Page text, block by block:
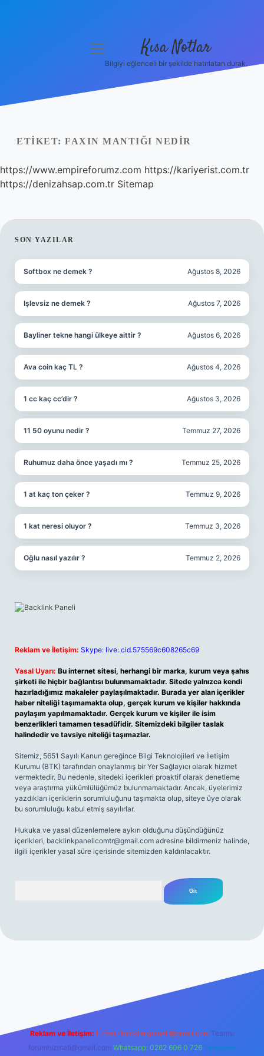
Yasal Uyarı
Hakkımızda
menüyü
Kısa Notlar
Bilgiyi eğlenceli bir şekilde hatırlatan durak.
ETIKET: FAXIN MANTIĞI NEDIR
https://www.empireforumz.com https://kariyerist.com.tr
https://denizahsap.com.tr Sitemap
SIDEBAR
SON YAZILAR
Softbox ne demek ? Ağustos 8, 2026
Işlevsiz ne demek ? Ağustos 7, 2026
Bayliner tekne hangi ülkeye aittir ? Ağustos 6, 2026
Ava coin kaç TL ? Ağustos 4, 2026
1 cc kaç cc’dir ? Ağustos 3, 2026
11 50 oyunu nedir ? Temmuz 27, 2026
Ruhumuz daha önce yaşadı mı ? Temmuz 25, 2026
1 at kaç ton çeker ? Temmuz 9, 2026
1 kat neresi oluyor ? Temmuz 3, 2026
Oğlu nasıl yazılır ? Temmuz 2, 2026
Reklam ve İletişim: Skype: live:.cid.575569c608265c69
Yasal Uyarı: Bu internet sitesi, herhangi bir marka, kurum veya şahıs
şirketi ile hiçbir bağlantısı bulunmamaktadır. Sitede yalnızca kendi
hazırladığımız makaleler paylaşılmaktadır. Burada yer alan içerikler
haber niteliği taşımamakta olup, gerçek kurum ve kişiler hakkında
paylaşım yapılmamaktadır. Gerçek kurum ve kişiler ile isim
benzerlikleri tamamen tesadüfidir. Sitemizdeki bilgiler taslak
halindedir ve tavsiye niteliği taşımazlar.
Sitemiz, 5651 Sayılı Kanun gereğince Bilgi Teknolojileri ve İletişim
Kurumu (BTK) tarafından onaylanmış bir Yer Sağlayıcı olarak hizmet
vermektedir. Bu nedenle, sitedeki içerikleri proaktif olarak denetleme
veya araştırma yükümlülüğümüz bulunmamaktadır. Ancak, üyelerimiz
yazdıkları içeriklerin sorumluluğunu taşımakta olup, siteye üye olarak
bu sorumluluğu kabul etmiş sayılırlar.
Hukuka ve yasal düzenlemelere aykırı olduğunu düşündüğünüz
içerikleri, backlinkpanelicomtr@gmail.com adresine bildirmeniz halinde,
ilgili içerikler yasal süre içerisinde sitemizden kaldırılacaktır.
Reklam ve İletişim: E-mail: backlinkpaneli@gmail.com Teams:
forumhizmeti@gmail.com Whatsapp: 0262 606 0 726 Telegram: